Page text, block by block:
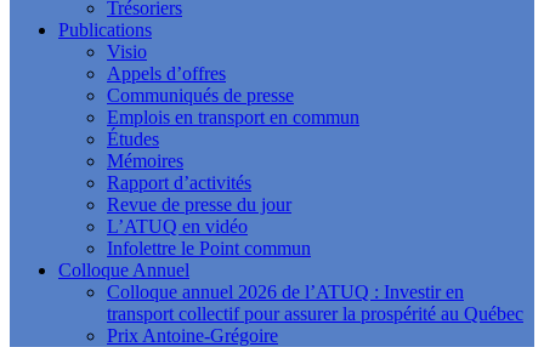
Trésoriers
Publications
Visio
Appels d’offres
Communiqués de presse
Emplois en transport en commun
Études
Mémoires
Rapport d’activités
Revue de presse du jour
L’ATUQ en vidéo
Infolettre le Point commun
Colloque Annuel
Colloque annuel 2026 de l’ATUQ : Investir en
transport collectif pour assurer la prospérité au Québec
Prix Antoine-Grégoire